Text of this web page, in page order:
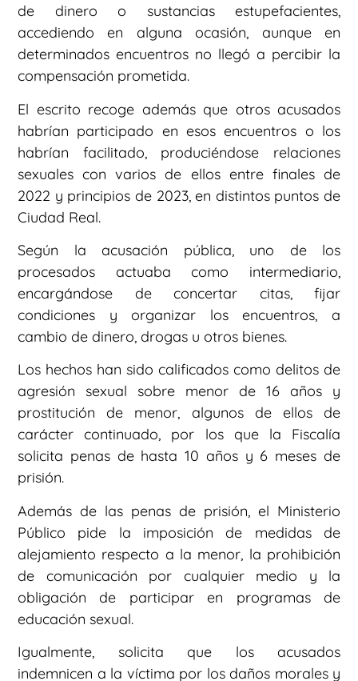
de dinero o sustancias estupefacientes,
accediendo en alguna ocasión, aunque en
determinados encuentros no llegó a percibir la
compensación prometida.
El escrito recoge además que otros acusados
habrían participado en esos encuentros o los
habrían facilitado, produciéndose relaciones
sexuales con varios de ellos entre finales de
2022 y principios de 2023, en distintos puntos de
Ciudad Real.
Según la acusación pública, uno de los
procesados actuaba como intermediario,
encargándose de concertar citas, fijar
condiciones y organizar los encuentros, a
cambio de dinero, drogas u otros bienes.
Los hechos han sido calificados como delitos de
agresión sexual sobre menor de 16 años y
prostitución de menor, algunos de ellos de
carácter continuado, por los que la Fiscalía
solicita penas de hasta 10 años y 6 meses de
prisión.
Además de las penas de prisión, el Ministerio
Público pide la imposición de medidas de
alejamiento respecto a la menor, la prohibición
de comunicación por cualquier medio y la
obligación de participar en programas de
educación sexual.
Igualmente, solicita que los acusados
indemnicen a la víctima por los daños morales y